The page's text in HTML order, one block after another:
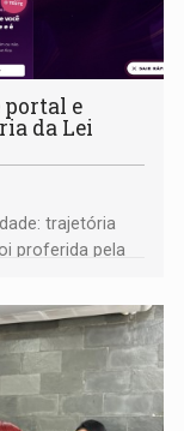
portal e
da Lei
trajetória
proferida pela